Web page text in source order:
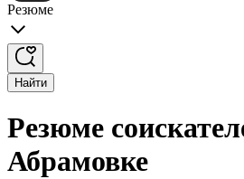
Резюме
Найти
Резюме
Абрамовке